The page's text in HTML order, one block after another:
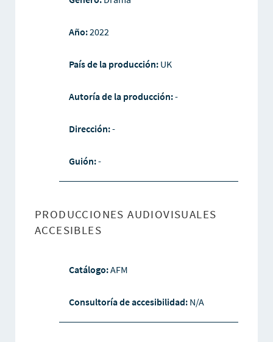
Año:2022
País de la producción: UK
Autoría de la producción:-
Dirección:-
Guión:-
PRODUCCIONES AUDIOVISUALES
ACCESIBLES
Catálogo:AFM
Consultoría de accesibilidad: N/A